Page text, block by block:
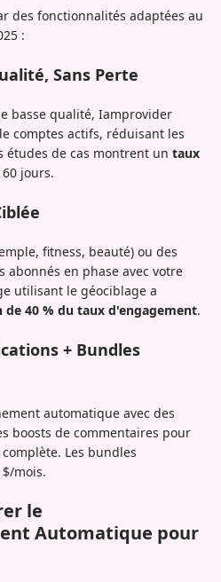
des fonctionnalités adaptées au
:
Sans Perte
basse qualité, Iamprovider
comptes actifs, réduisant les
études de cas montrent un taux
jours.
fitness, beauté) ou des
en phase avec votre
utilisant le géociblage a
40 % du taux d'engagement.
+ Bundles
automatique avec des
boosts de commentaires pour
Les bundles
mois.
le
Automatique pour